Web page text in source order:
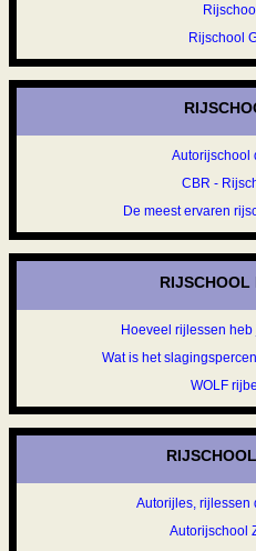
Rijschool
Autorijschool
CBR -
De meest ervaren
Hoeveel rijlessen
Wat is het
WOLF
Autorijles, rijlessen
Autorijschool